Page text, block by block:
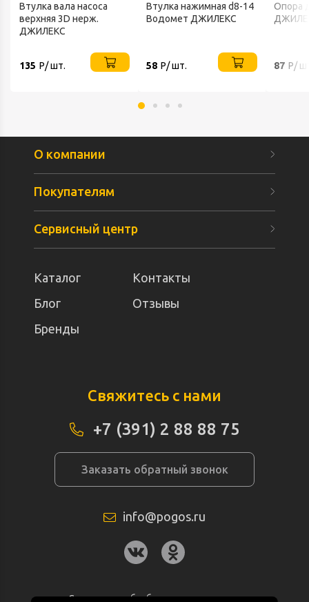
Втулка вала насоса
верхняя 3D нерж.
ДЖИЛЕКС
135 Р/ шт.
Втулка нажимная d8-14
Водомет ДЖИЛЕКС
58 Р/ шт.
Опора
87 Р/
О компании
Покупателям
Сервисный центр
Каталог
Контакты
Блог
Отзывы
Бренды
Свяжитесь с нами
+7 (391) 2 88 88 75
Заказать обратный звонок
info@pogos.ru
Согласие на обработку персональных